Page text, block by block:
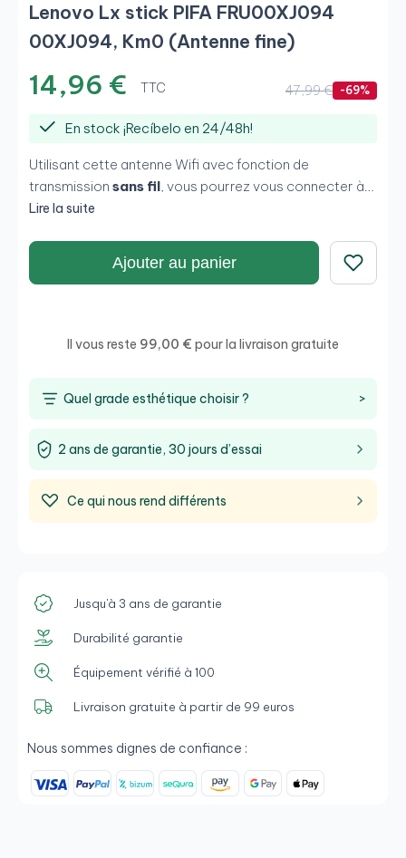
Lenovo Lx stick PIFA FRU00XJ094
00XJ094, Km0 (Antenne fine)
14,96 € TTC 47,99 € -69%
En stock ¡Recíbelo en 24/48h!
Utilisant cette antenne Wifi avec fonction de
transmission sans fil, vous pourrez vous connecter à
Internet facilement. Branchez l’appareil et configurez-
connexion directe.Si vous souhaitez profiter de
d’ antenne Wifi pas chère
, il suffit d’un
Lire la suite
Ajouter au panier
Il vous reste 99,00 € pour la livraison gratuite
Quel grade esthétique choisir ? >
2 ans de garantie, 30 jours d’essai
Ce qui nous rend différents
Jusqu'à 3 ans de garantie
Durabilité garantie
Équipement vérifié à 100
Livraison gratuite à partir de 99 euros
Nous sommes dignes de confiance :